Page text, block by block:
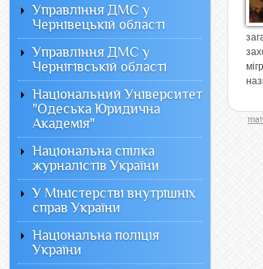
Управління ДМС у
Чернівецькій області
Управління ДМС у
Чернігівській області
Національний Університет
"Одеська Юридична
Академія"
Національна спілка
журналістів України
У Міністерстві внутрішніх
справ України
Національна поліція
України